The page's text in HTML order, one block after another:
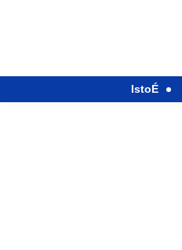
IstoÉ